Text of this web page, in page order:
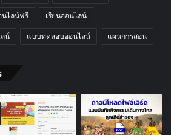
นไลน์ฟรี เรียนออนไลน์
น์ แบบทดสอบออนไลน์ แผนการสอน